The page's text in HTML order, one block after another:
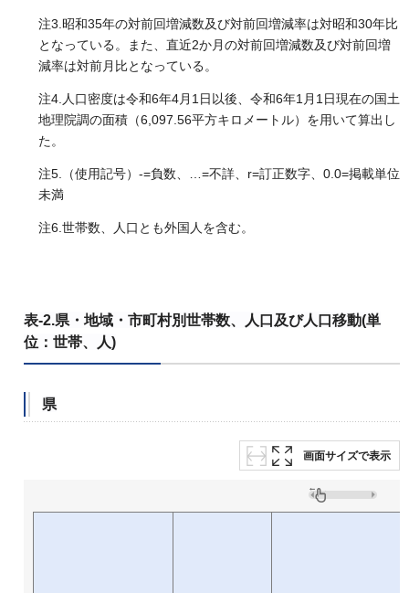
注3.昭和35年の対前回増減数及び対前回増減率は対昭和30年比
となっている。また、直近2か月の対前回増減数及び対前回増
減率は対前月比となっている。
注4.人口密度は令和6年4月1日以後、令和6年1月1日現在の国土
地理院調の面積（6,097.56平方キロメートル）を用いて算出し
た。
注5.（使用記号）-=負数、…=不詳、r=訂正数字、0.0=掲載単位
未満
注6.世帯数、人口とも外国人を含む。
表-2.県・地域・市町村別世帯数、人口及び人口移動(単
位：世帯、人)
県
画面サイズで表示